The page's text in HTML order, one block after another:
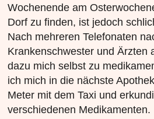
Wochenende am
Dorf zu finden, ist jedoch
Nach mehreren Telefonaten
Krankenschwester und Ärzten
dazu mich selbst zu
ich mich in die nächste
Meter mit dem Taxi und
verschiedenen Medikamenten.